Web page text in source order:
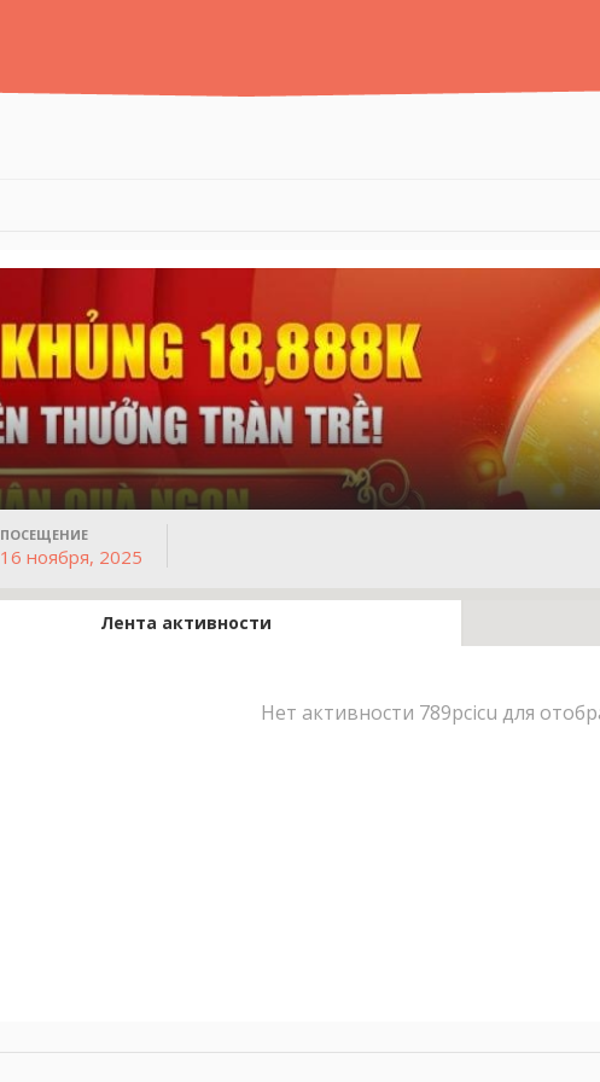
ПОСЕЩЕНИЕ
16 ноября, 2025
Лента активности
Нет активности 789pcicu для